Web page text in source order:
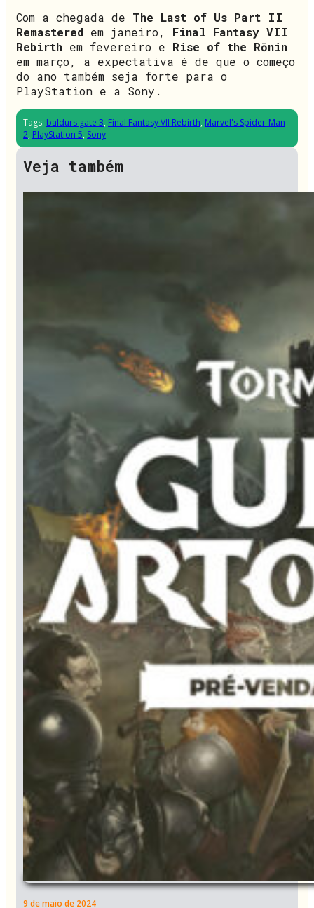
Com a chegada de The Last of Us Part II
Remastered em janeiro, Final Fantasy VII
Rebirth em fevereiro e Rise of the Rōnin
em março, a expectativa é de que o começo
do ano também seja forte para o
PlayStation e a Sony.
Tags: baldurs gate 3, Final Fantasy VII Rebirth, Marvel's Spider-Man
2, PlayStation 5, Sony
Veja também
9 de maio de 2024